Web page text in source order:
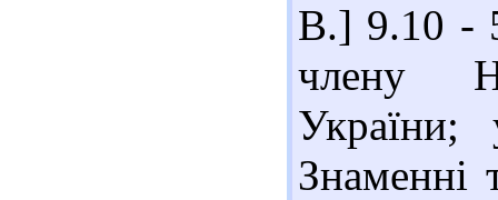
В.] 9.10 -
члену
Знаменні